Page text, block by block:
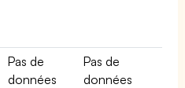
Pas de
données
Pas de
données